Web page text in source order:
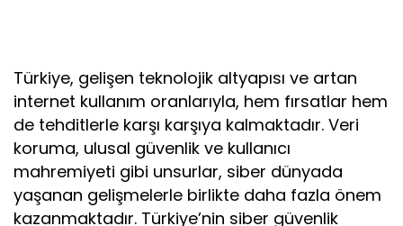
Türkiye, gelişen teknolojik altyapısı ve artan
internet kullanım oranlarıyla, hem fırsatlar hem
de tehditlerle karşı karşıya kalmaktadır. Veri
koruma, ulusal güvenlik ve kullanıcı
mahremiyeti gibi unsurlar, siber dünyada
yaşanan gelişmelerle birlikte daha fazla önem
kazanmaktadır. Türkiye’nin siber güvenlik